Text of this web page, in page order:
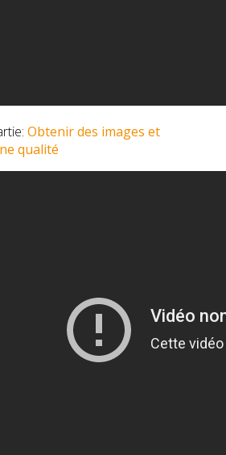
Obtenir des images et
qualité